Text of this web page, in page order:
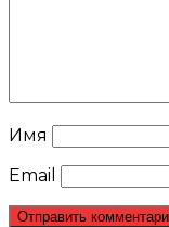
Имя
Email